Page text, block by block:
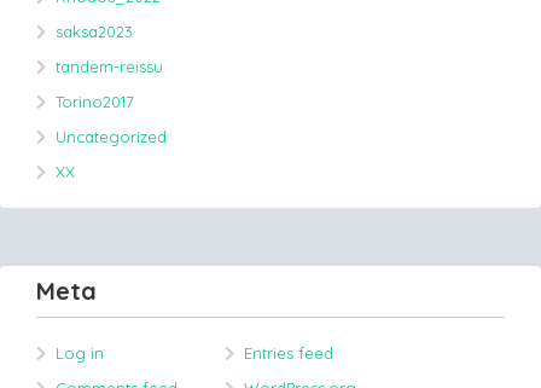
saksa2023
tandem-reissu
Torino2017
Uncategorized
XX
Meta
Log in
Entries feed